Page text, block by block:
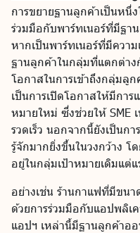
การขยายฐานลูกค้าเป็นหนึ่
ร่วมมือกับพาร์ทเนอร์ที่มีฐา
หากเป็นพาร์ทเนอร์ที่มีควา
ฐานลูกค้าในกลุ่มที่แตกต่าง
โอกาสในการเข้าถึงกลุ่มลู
เป็นการเปิดโอกาสให้มีกา
หมายใหม่ ซึ่งช่วยให้ SME
รวดเร็ว นอกจากนี้ยังเป็นก
รู้จักมากยิ่งขึ้นในวงกว้าง โ
อยู่ในกลุ่มเป้าหมายเดิมแต่แ
อย่างเช่น ร้านกาแฟที่มีขน
ด้วยการร่วมมือกับแอปพลิเ
แอปฯ เหล่านี้มีฐานลูกค้าอ